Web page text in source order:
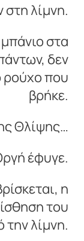
στη λίμνη.
στα
δεν
ρούχο που
βρήκε.
Θλίψης…
έφυγε.
η
του
την λίμνη.